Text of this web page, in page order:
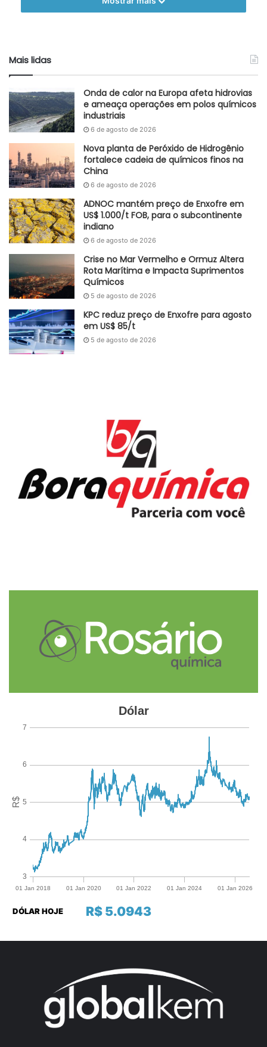
natural) teve alta de 1,1%, enquanto o índice de alimentos
cidadãos americanos, além de impactar significativamente
a política monetária e os mercados financeiros, podendo
trazer implicações inclusive para o setor industrial e o
mercado de químicos.
Adaptado GlobalKem | 10 de abril de 2024
Fonte InfoMoney
Etiquetas aluguel
Mais lidas
Onda de calor na Europa afeta hidrovias
e ameaça operações em polos químicos
industriais
6 de agosto de 2026
Nova planta de Peróxido de Hidrogênio
fortalece cadeia de químicos finos na
China
6 de agosto de 2026
ADNOC mantém preço de Enxofre em
US$ 1.000/t FOB, para o subcontinente
indiano
6 de agosto de 2026
Crise no Mar Vermelho e Ormuz Altera
Rota Marítima e Impacta Suprimentos
Químicos
5 de agosto de 2026
KPC reduz preço de Enxofre para agosto
em US$ 85/t
5 de agosto de 2026
R$ 5.0943
DÓLAR HOJE